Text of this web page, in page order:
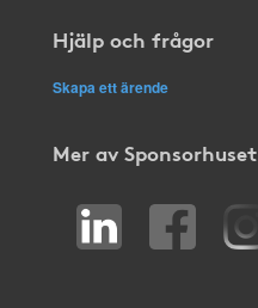
Hjälp och frågor
Skapa ett ärende
Mer av Sponsorhuset